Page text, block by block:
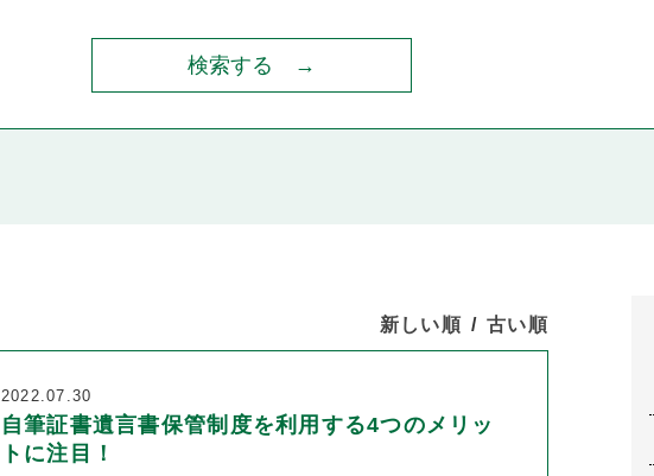
新しい順 古い順
2022.07.30
自筆証書遺言書保管制度を利用する4つのメリッ
トに注目！